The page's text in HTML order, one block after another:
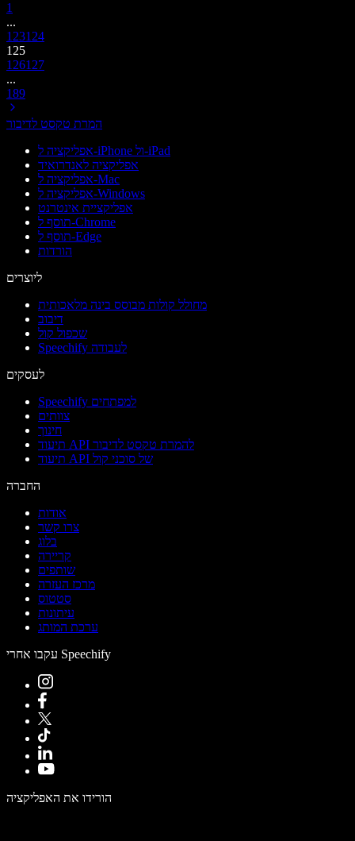
1
...
123124
125
126127
...
189
המרת טקסט לדיבור
אפליקציה ל-iPhone ול-iPad
אפליקציה לאנדרואיד
אפליקציה ל-Mac
אפליקציה ל-Windows
אפליקציית אינטרנט
תוסף ל-Chrome
תוסף ל-Edge
הורדות
ליוצרים
מחולל קולות מבוסס בינה מלאכותית
דיבוב
שכפול קול
Speechify לעבודה
לעסקים
Speechify למפתחים
צוותים
חינוך
תיעוד API להמרת טקסט לדיבור
תיעוד API של סוכני קול
החברה
אודות
צרו קשר
בלוג
קריירה
שותפים
מרכז העזרה
סטטוס
עיתונות
ערכת המותג
עקבו אחרי Speechify
הורידו את האפליקציה